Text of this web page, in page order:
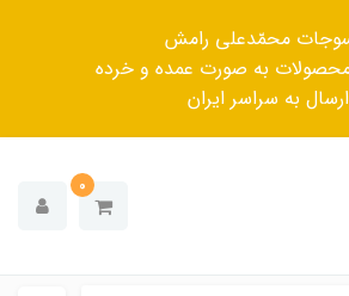
محمّدعلی رامش
به صورت عمده و خرده
ارسال به سراسر ایران
0